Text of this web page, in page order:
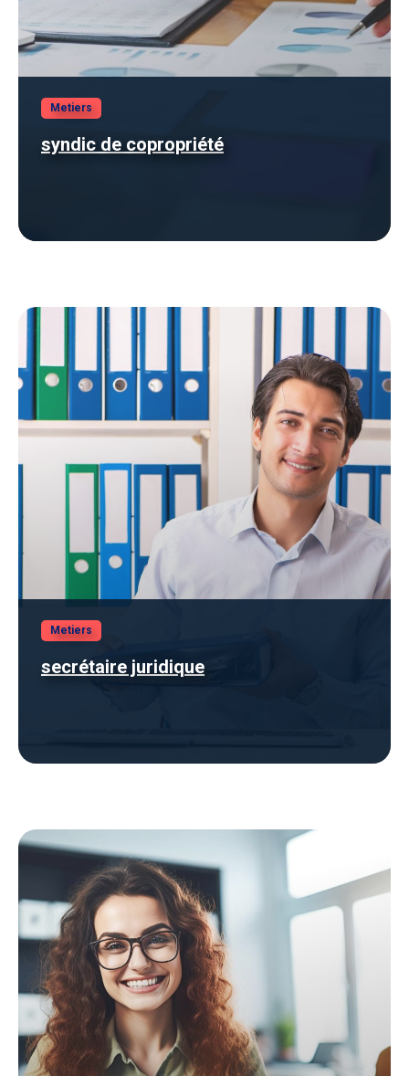
Metiers
syndic de copropriété
Metiers
secrétaire juridique